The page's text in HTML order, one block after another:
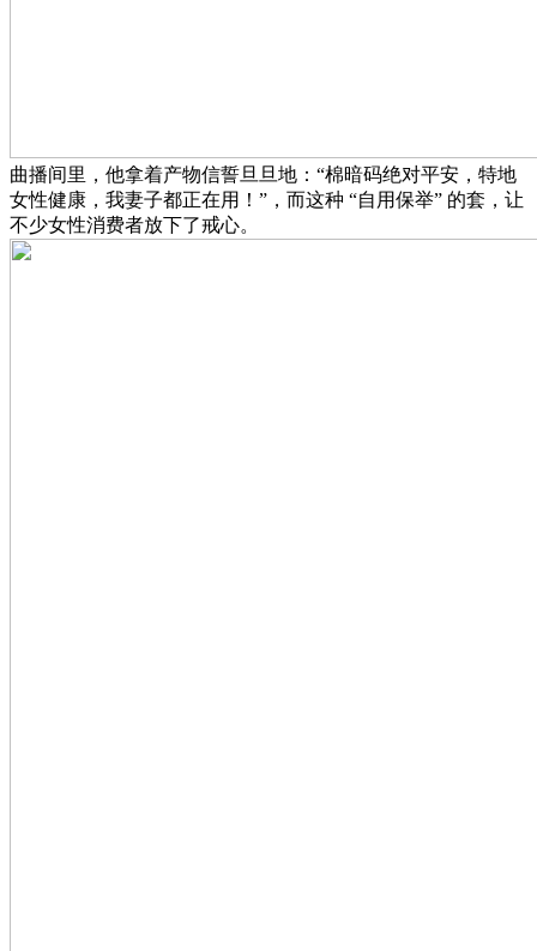
曲播间里，他拿着产物信誓旦旦地：“棉暗码绝对平安，特地
女性健康，我妻子都正在用！”，而这种 “自用保举” 的套，让
不少女性消费者放下了戒心。